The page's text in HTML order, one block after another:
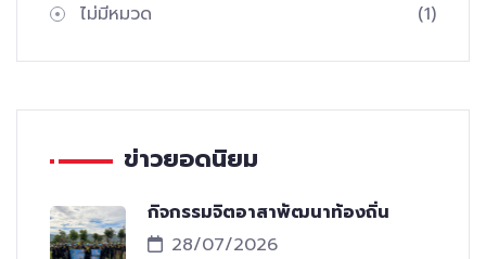
ไม่มีหมวด (1)
ข่าวยอดนิยม
กิจกรรมจิตอาสาพัฒนาท้องถิ่น
28/07/2026